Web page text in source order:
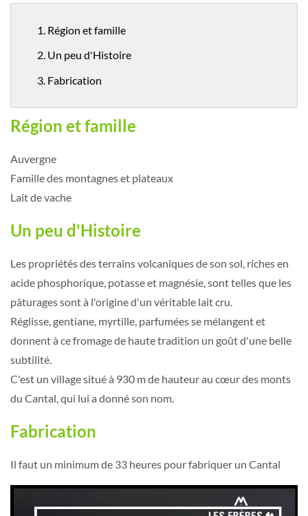
1. Région et famille
2. Un peu d'Histoire
3. Fabrication
Région et famille
Auvergne
Famille des montagnes et plateaux
Lait de vache
Un peu d'Histoire
Les propriétés des terrains volcaniques de son sol, riches en
acide phosphorique, potasse et magnésie, sont telles que les
pâturages sont à l'origine d'un véritable lait cru.
Réglisse, gentiane, myrtille, parfumées se mélangent et
donnent à ce fromage de haute tradition un goût d'une belle
subtilité.
C'est un village situé à 930 m de hauteur au cœur des monts
du Cantal, qui lui a donné son nom.
Fabrication
Il faut un minimum de 33 heures pour fabriquer un Cantal